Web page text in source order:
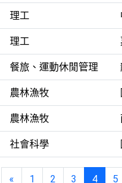
理工
理工
餐旅、運動休閒管理
農林漁牧
農林漁牧
社會科學
« 1 2 3 4 5